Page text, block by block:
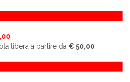
libera a partire da € 50,00